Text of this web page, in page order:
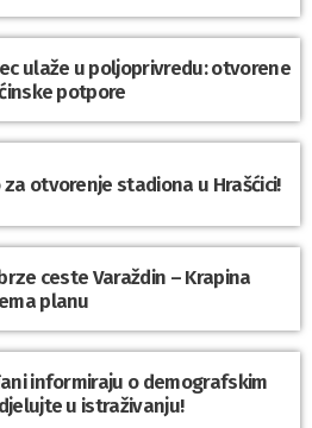
ulaže u poljoprivredu: otvorene
potpore
otvorenje stadiona u Hrašćici!
ceste Varaždin – Krapina
planu
informiraju o demografskim
u istraživanju!